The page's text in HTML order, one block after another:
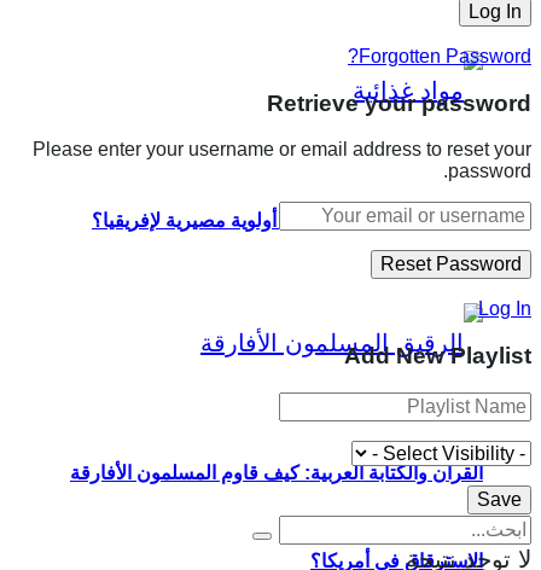
لماذا تمثل السيادة الغذائية أولوية مصيرية لإفريقيا؟
القرآن والكتابة العربية: كيف قاوم المسلمون الأفارقة
الاسترقاق في أمريكا؟
Forgotten Password?
Retrieve your password
Please enter your username or email address to reset your
password.
Log In
Add New Playlist
لا توجد نتيجة